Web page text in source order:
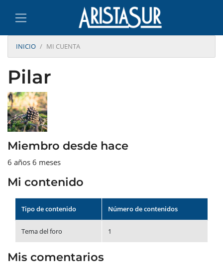
INICIO MI CUENTA
Pilar
Miembro desde hace
6 años 6 meses
Mi contenido
Tipo de contenido Número de contenidos
Tema del foro 1
Mis comentarios